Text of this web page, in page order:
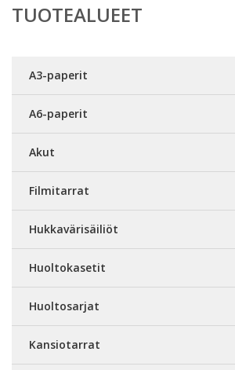
TUOTEALUEET
A3-paperit
A6-paperit
Akut
Filmitarrat
Hukkavärisäiliöt
Huoltokasetit
Huoltosarjat
Kansiotarrat